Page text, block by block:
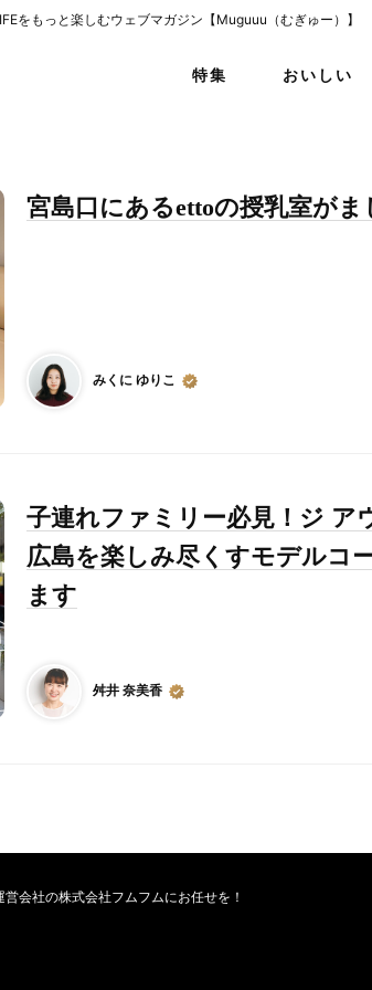
をもっと楽しむウェブマガジン【Muguuu（むぎゅー）】
特集 おいしい
宮島口にあるettoの授乳室がま
みくに ゆりこ
子連れファミリー必見！ジ ア
広島を楽しみ尽くすモデルコ
ます
舛井 奈美香
会社の株式会社フムフムにお任せを！